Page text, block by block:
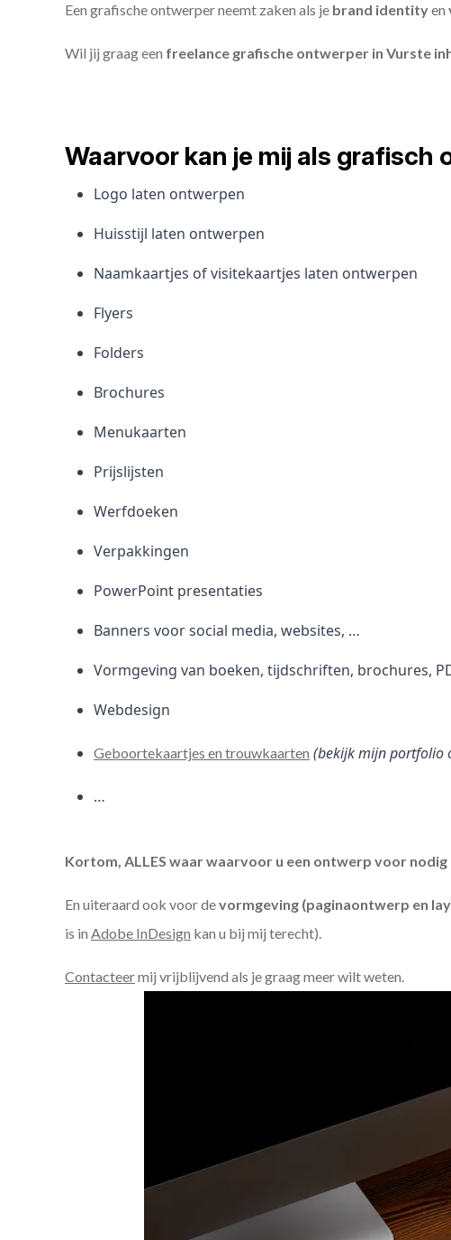
Een grafische ontwerper neemt zaken als je brand identityen
Wil jij graag een freelance grafische ontwerper in Vurste
Waarvoor kan je mij als
Logo laten ontwerpen
Huisstijl laten ontwerpen
Naamkaartjes of visitekaartjes laten ontwerpen
Flyers
Folders
Brochures
Menukaarten
Prijslijsten
Werfdoeken
Verpakkingen
PowerPoint presentaties
Banners voor social media, websites, …
Vormgeving van boeken, tijdschriften, brochures,
Webdesign
Geboortekaartjes en trouwkaarten (bekijk mijn portfolio
…
Kortom, ALLES waar waarvoor u een ontwerp voor
En uiteraard ook voor devormgeving (paginaontwerp en
is in Adobe InDesign kan u bij mij terecht).
Contacteermij vrijblijvend als je graag meer wilt weten.